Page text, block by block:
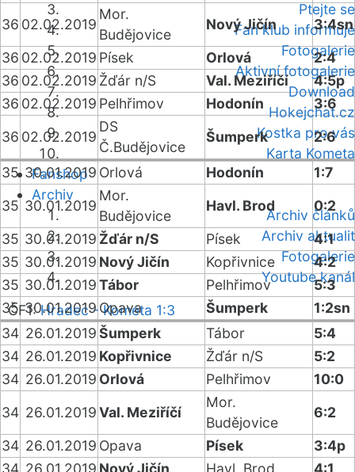
Ptejte se
Fan klub informuje
Fotogalerie
Aktivní fotogalerie
Download
Hokejchat.cz
Kostka pro vás
Karta Kometa
Fanshop
Archiv
Archiv článků
Archiv aktualit
Fotogalerie
Youtube kanál
ČF1:Hradec - Kometa 1:3
36 02.02.2019
Mor.
Budějovice
Nový Jičín
3:4sn
36 02.02.2019 Písek Orlová
2:4
36 02.02.2019 Žďár n/S Val. Meziříčí
4:5p
36 02.02.2019 Pelhřimov Hodonín
3:6
36 02.02.2019
DS
Č.Budějovice
Šumperk 2:6
35 30.01.2019 Orlová Hodonín
1:7
35 30.01.2019
Mor.
Budějovice
Havl. Brod
0:2
35 30.01.2019 Žďár n/S Písek
4:1
35 30.01.2019 Nový Jičín Kopřivnice
4:2
35 30.01.2019Tábor Pelhřimov
5:3
35 30.01.2019Opava Šumperk
1:2sn
34 26.01.2019Šumperk Tábor
5:4
34 26.01.2019 Kopřivnice Žďár n/S
5:2
34 26.01.2019 Orlová Pelhřimov
10:0
34 26.01.2019Val. Meziříčí
Mor.
Budějovice
6:2
34 26.01.2019 Opava Písek
3:4p
34 26.01.2019 Nový Jičín Havl. Brod
4:1